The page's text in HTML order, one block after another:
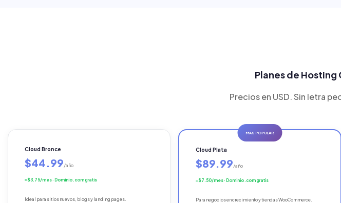
Planes de Hosting
Precios en USD. Sin letra
Cloud Bronce
$44.99/año
≈ $3.75/mes · Dominio .com gratis
Ideal para sitios nuevos, blogs y landing pages.
MÁS POPULAR
Cloud Plata
$89.99/año
≈ $7.50/mes · Dominio .com gratis
Para negocios en crecimiento y tiendas WooCommerce.